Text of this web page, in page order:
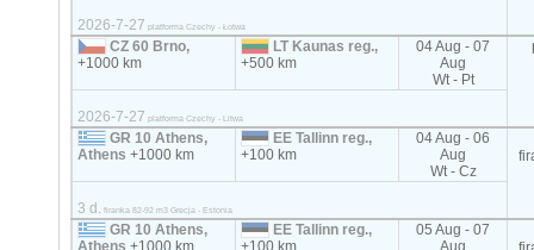
2026-7-27 platforma Czechy - Łotwa
CZ 60 Brno,
+1000 km
LT Kaunas reg.,
+500 km
04 Aug - 07
Aug
Wt - Pt
2026-7-27 platforma Czechy - Litwa
GR 10 Athens,
Athens+1000 km
EE Tallinn reg.,
+100 km
04 Aug - 06
Aug
Wt - Cz
3 d. firanka 82-92 m3 Grecja - Estonia
GR 10 Athens,
Athens+1000 km
EE Tallinn reg.,
+100 km
05 Aug - 07
Aug